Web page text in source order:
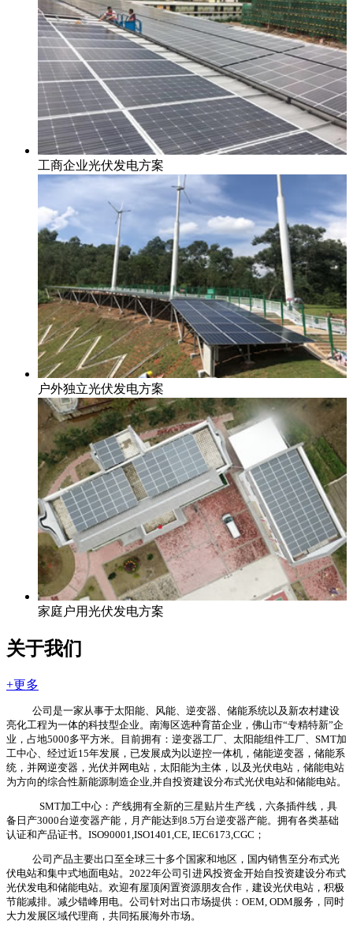
工商企业光伏发电方案
户外独立光伏发电方案
家庭户用光伏发电方案
关于我们
+更多
公司是一家从事于太阳能、风能、逆变器、储能系统以及新农村建设
亮化工程为一体的科技型企业。南海区选种育苗企业，佛山市“专精特新”企
业，占地5000多平方米。目前拥有：逆变器工厂、太阳能组件工厂、SMT加
工中心、经过近15年发展，已发展成为以逆控一体机，储能逆变器，储能系
统，并网逆变器，光伏并网电站，太阳能为主体，以及光伏电站，储能电站
为方向的综合性新能源制造企业,并自投资建设分布式光伏电站和储能电站。
SMT加工中心：产线拥有全新的三星贴片生产线，六条插件线，具
备日产3000台逆变器产能，月产能达到8.5万台逆变器产能。拥有各类基础
认证和产品证书。ISO90001,ISO1401,CE, IEC6173,CGC；
公司产品主要出口至全球三十多个国家和地区，国内销售至分布式光
伏电站和集中式地面电站。2022年公司引进风投资金开始自投资建设分布式
光伏发电和储能电站。欢迎有屋顶闲置资源朋友合作，建设光伏电站，积极
节能减排。减少错峰用电。公司针对出口市场提供：OEM, ODM服务，同时
大力发展区域代理商，共同拓展海外市场。